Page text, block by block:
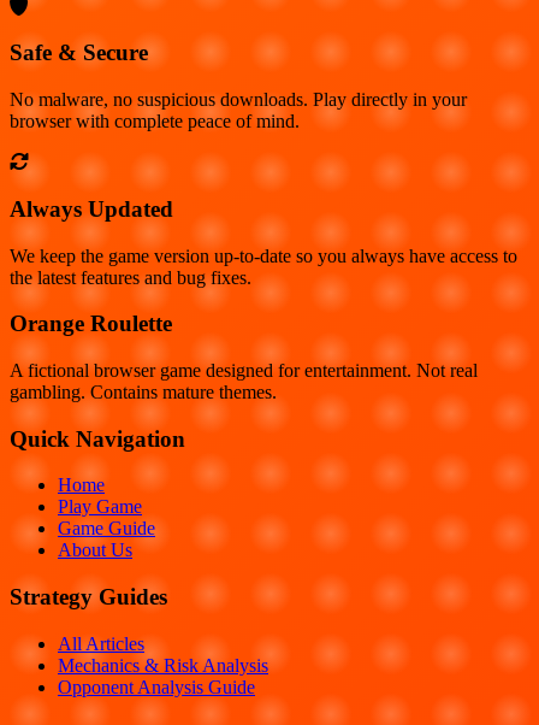
Safe & Secure
No malware, no suspicious downloads. Play directly in your
browser with complete peace of mind.
Always Updated
We keep the game version up-to-date so you always have access to
the latest features and bug fixes.
Orange Roulette
A fictional browser game designed for entertainment. Not real
gambling. Contains mature themes.
Quick Navigation
Home
Play Game
Game Guide
About Us
Strategy Guides
All Articles
Mechanics & Risk Analysis
Opponent Analysis Guide